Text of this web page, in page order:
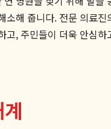
해 줍니다. 전문 의료진
고, 주민들이 더욱 안심